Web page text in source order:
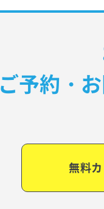
ご予約・
無料